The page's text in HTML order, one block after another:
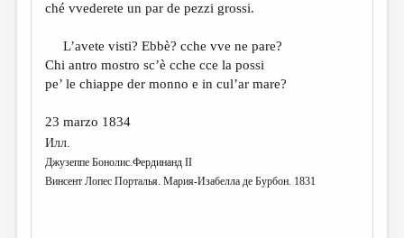
ché vvederete un par de pezzi grossi.
L’avete visti? Ebbè? cche vve ne pare?
Chi antro mostro sc’è cche cce la possi
pe’ le chiappe der monno e in cul’ar mare?
23 marzo 1834
Илл.
Джузеппе Бонолис.Фердинанд II
Винсент Лопес Порталья. Мария-Изабелла де Бурбон. 1831